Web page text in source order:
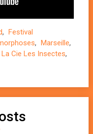
, Festival
, Marseille,
Cie Les Insectes,